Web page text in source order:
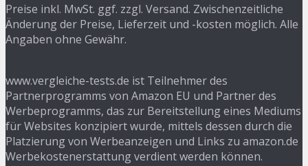
Preise inkl. MwSt. ggf. zzgl. Versand. Zwischenzeitliche
Änderung der Preise, Lieferzeit und -kosten möglich. Alle
Angaben ohne Gewähr.
www.vergleiche-tests.de ist Teilnehmer des
Partnerprogramms von Amazon EU und Partner des
Werbeprogramms, das zur Bereitstellung eines Mediums
für Websites konzipiert wurde, mittels dessen durch die
Platzierung von Werbeanzeigen und Links zu amazon.de
Werbekostenerstattung verdient werden können.